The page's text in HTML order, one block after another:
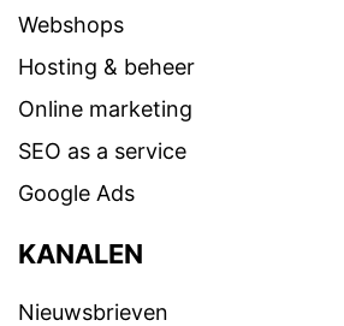
Webshops
Hosting & beheer
Online marketing
SEO as a service
Google Ads
KANALEN
Nieuwsbrieven